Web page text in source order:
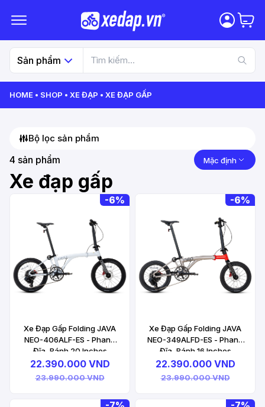
Sản phẩm
HOME SHOP XE ĐẠP XE ĐẠP GẤP
Bộ lọc sản phẩm
4 sản phẩm Mặc định
Xe đạp gấp
-6%
Xe Đạp Gấp Folding JAVA
NEO-406ALF-ES - Phanh
Đĩa, Bánh 20 Inches
22.390.000 VND
23.990.000 VND
-6%
Xe Đạp Gấp Folding JAVA
NEO-349ALFD-ES - Phanh
Đĩa, Bánh 16 Inches
22.390.000 VND
23.990.000 VND